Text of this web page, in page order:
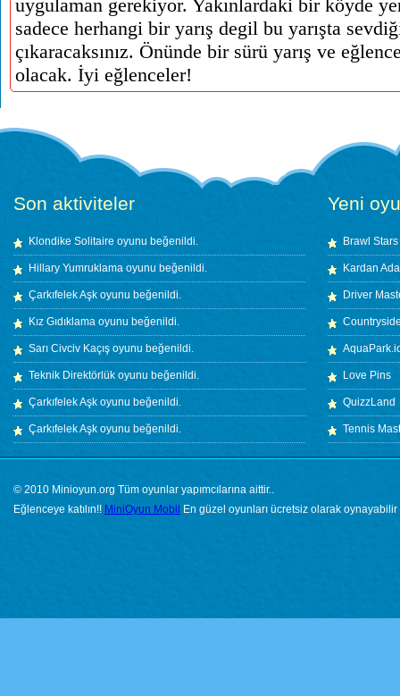
uygulaman gerekiyor. Yakınlardaki bir köyde
sadece herhangi bir yarış degil bu yarışta
çıkaracaksınız. Önünde bir sürü yarış ve
olacak. İyi eğlenceler!
Son aktiviteler
Klondike Solitaire oyunu beğenildi.
Hillary Yumruklama oyunu beğenildi.
Çarkıfelek Aşk oyunu beğenildi.
Kız Gıdıklama oyunu beğenildi.
Sarı Civciv Kaçış oyunu beğenildi.
Teknik Direktörlük oyunu beğenildi.
Çarkıfelek Aşk oyunu beğenildi.
Çarkıfelek Aşk oyunu beğenildi.
Yeni
Brawl Stars
Kardan
Driver
Love Pins
QuizzLand
Tennis
© 2010 Minioyun.org Tüm oyunlar yapımcılarına aittir..
Eğlenceye katılın!! MiniOyun Mobil En güzel oyunları ücretsiz olarak